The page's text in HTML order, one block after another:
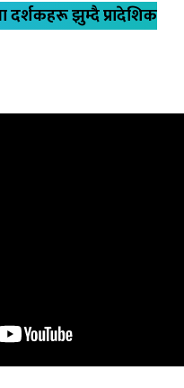
दर्शकहरू झुम्दै प्रादेशिक